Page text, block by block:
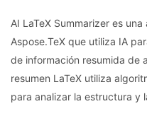
AI LaTeX Summarizer es
Aspose.TeX que utiliza IA
de información resumida de
resumen LaTeX utiliza
para analizar la estructura y